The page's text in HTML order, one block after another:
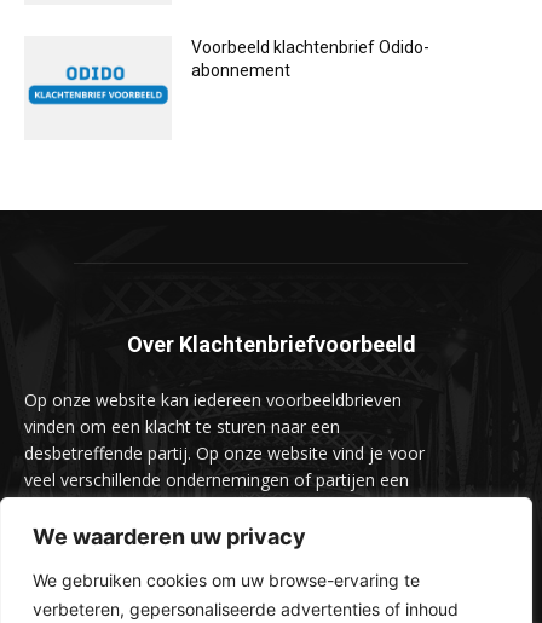
We waarderen uw privacy
We gebruiken cookies om uw browse-ervaring te
verbeteren, gepersonaliseerde advertenties of inhoud
Voorbeeld klachtenbrief Odido-
abonnement
Over Klachtenbriefvoorbeeld
Op onze website kan iedereen voorbeeldbrieven
vinden om een klacht te sturen naar een
desbetreffende partij. Op onze website vind je voor
veel verschillende ondernemingen of partijen een